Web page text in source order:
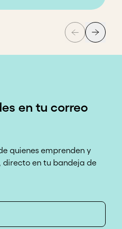
en tu correo
quienes emprenden y
en tu bandeja de